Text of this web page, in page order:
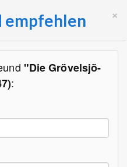
×
empfehlen
"Die Grövelsjö-
: